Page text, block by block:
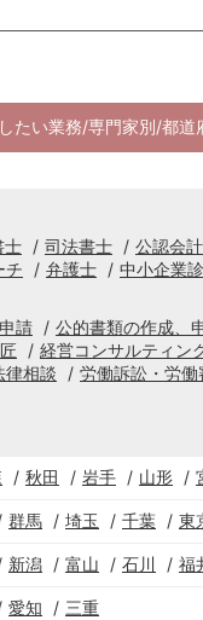
たい業務/専門家別/都道
士 司法書士 公認会
チ 弁護士
中小企業
請 公的書類の作成、
経営コンサルティン
律相談 労働訴訟・労働
秋田 岩手 山形
群馬 埼玉 千葉 東
新潟 富山 石川 福
愛知 三重